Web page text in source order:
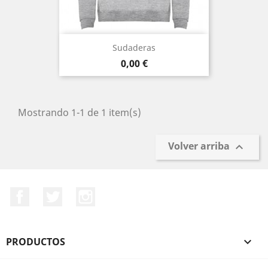
Sudaderas
Precio
0,00 €
Mostrando 1-1 de 1 item(s)
Volver arriba 
PRODUCTOS 